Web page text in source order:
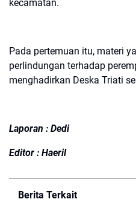
kecamatan.
Pada pertemuan itu, materi
perlindungan terhadap
menghadirkan Deska Triati
Laporan : Dedi
Editor : Haeril
Berita Terkait